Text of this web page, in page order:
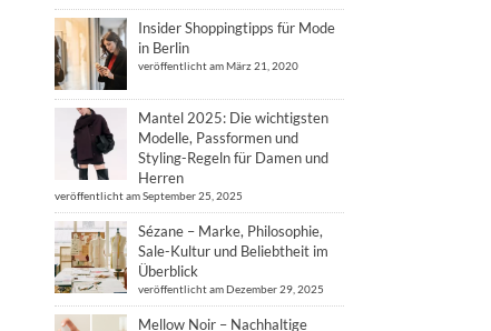
Insider Shoppingtipps für Mode
in Berlin
veröffentlicht am März 21, 2020
Mantel 2025: Die wichtigsten
Modelle, Passformen und
Styling-Regeln für Damen und
Herren
veröffentlicht am September 25, 2025
Sézane – Marke, Philosophie,
Sale-Kultur und Beliebtheit im
Überblick
veröffentlicht am Dezember 29, 2025
Mellow Noir – Nachhaltige